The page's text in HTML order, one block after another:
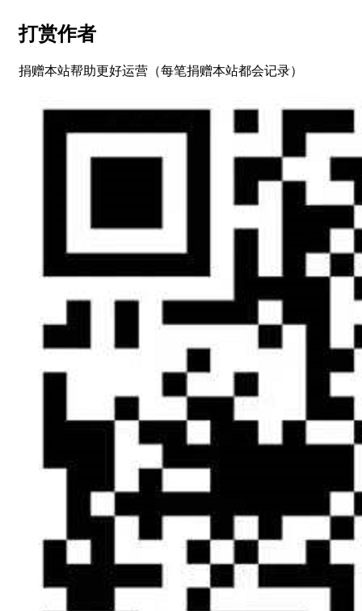
打赏作者
捐赠本站帮助更好运营（每笔捐赠本站都会记录）